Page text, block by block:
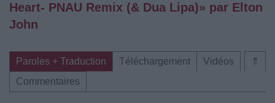
Heart- PNAU Remix (& Dua Lipa)» par Elton
John
⇑
Paroles + Traduction Téléchargement
Vidéos
Commentaires